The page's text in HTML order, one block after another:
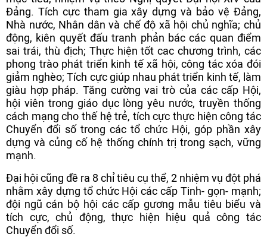
Đảng. Tích cực tham gia xây dựng và bảo vệ Đảng,
Nhà nước, Nhân dân và chế độ xã hội chủ nghĩa; chủ
động, kiên quyết đấu tranh phản bác các quan điểm
sai trái, thù địch; Thực hiện tốt cac chương trình, các
phong trào phát triển kinh tế xã hội, công tác xóa đói
giảm nghèo; Tích cực giúp nhau phát triển kinh tế, làm
giàu hợp pháp. Tăng cường vai trò của các cấp Hội,
hội viên trong giáo dục lòng yêu nước, truyền thống
cách mạng cho thế hệ trẻ, tích cực thực hiện công tác
Chuyển đổi số trong các tổ chức Hội, góp phần xây
dựng và củng cố hệ thống chính trị trong sạch, vững
mạnh.
Đại hội cũng đề ra 8 chỉ tiêu cụ thể, 2 nhiệm vụ đột phá
nhằm xây dựng tổ chức Hội các cấp Tinh- gọn- mạnh;
đội ngũ cán bộ hội các cấp gương mẫu tiêu biểu và
tích cực, chủ động, thực hiện hiệu quả công tác
Chuyển đổi số.